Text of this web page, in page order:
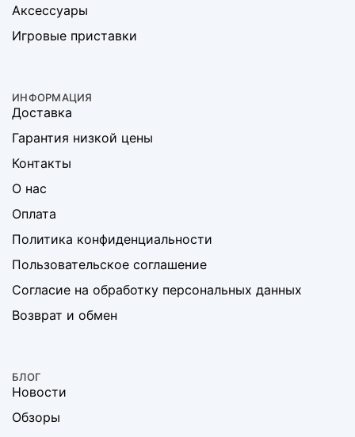
Аксессуары
Игровые приставки
ИНФОРМАЦИЯ
Доставка
Гарантия низкой цены
Контакты
О нас
Оплата
Политика конфиденциальности
Пользовательское соглашение
Согласие на обработку персональных данных
Возврат и обмен
БЛОГ
Новости
Обзоры